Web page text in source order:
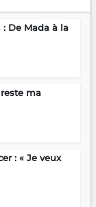
De Mada à la
ma
: « Je veux